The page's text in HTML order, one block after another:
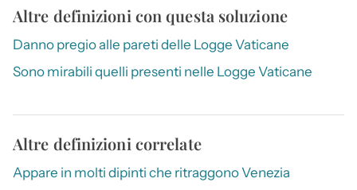
Altre definizioni con questa soluzione
Danno pregio alle pareti delle Logge Vaticane
Sono mirabili quelli presenti nelle Logge Vaticane
Altre definizioni correlate
Appare in molti dipinti che ritraggono Venezia